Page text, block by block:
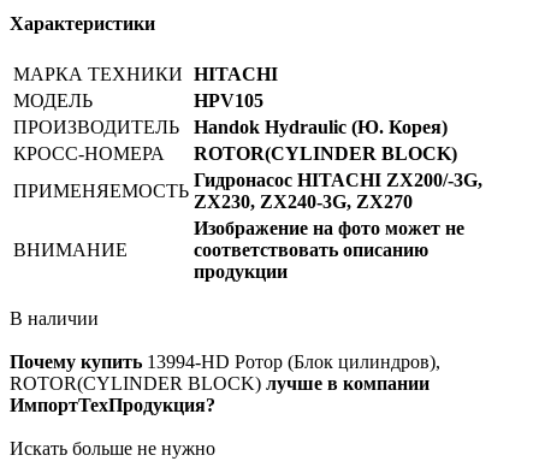
Характеристики
МАРКА ТЕХНИКИ HITACHI
МОДЕЛЬ
HPV105
ПРОИЗВОДИТЕЛЬ
Handok Hydraulic (Ю. Корея)
КРОСС-НОМЕРА
ROTOR(CYLINDER BLOCK)
ПРИМЕНЯЕМОСТЬ
Гидронасос HITACHI ZX200/-3G,
ZX230, ZX240-3G, ZX270
ВНИМАНИЕ
Изображение на фото может не
соответствовать описанию
продукции
В наличии
Почему купить 13994-HD Ротор (Блок цилиндров),
ROTOR(CYLINDER BLOCK) лучше в компании
ИмпортТехПродукция?
Искать больше не нужно